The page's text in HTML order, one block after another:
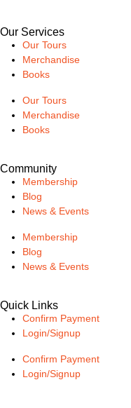
Our Services
Our Tours
Merchandise
Books
Our Tours
Merchandise
Books
Community
Membership
Blog
News & Events
Membership
Blog
News & Events
Quick Links
Confirm Payment
Login/Signup
Confirm Payment
Login/Signup